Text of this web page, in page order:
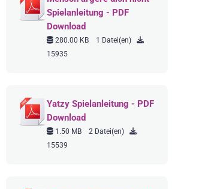
Spielanleitung - PDF
Download
280.00 KB
1 Datei(en)
15935
Yatzy Spielanleitung - PDF
Download
1.50 MB
2 Datei(en)
15539